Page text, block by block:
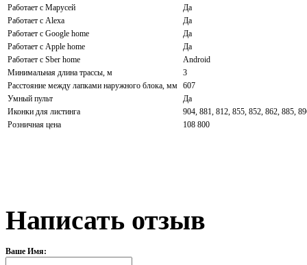
Работает с Марусей
Да
Работает с Alexa
Да
Работает с Google home
Да
Работает с Apple home
Да
Работает с Sber home
Android
Минимальная длина трассы, м
3
Расстояние между лапками наружного блока, мм 607
Умный пульт
Да
Иконки для листинга
904, 881, 812, 855, 852, 862, 885,
Розничная цена
108 800
Написать отзыв
Ваше Имя: